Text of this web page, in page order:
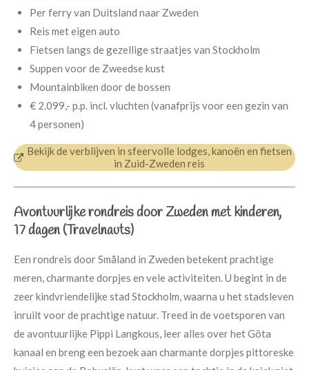
Per ferry van Duitsland naar Zweden
Reis met eigen auto
Fietsen langs de gezellige straatjes van Stockholm
Suppen voor de Zweedse kust
Mountainbiken door de bossen
€ 2.099,- p.p. incl. vluchten (vanafprijs voor een gezin van
4 personen)
Bekijk de verblijven in sfeervolle lodges, kanoën en fietsen
in Zuid-Zweden reis
Avontuurlijke rondreis door Zweden met kinderen,
17 dagen (Travelnauts)
Een rondreis door Småland in Zweden betekent prachtige
meren, charmante dorpjes en vele activiteiten. U begint in de
zeer kindvriendelijke stad Stockholm, waarna u het stadsleven
inruilt voor de prachtige natuur. Treed in de voetsporen van
de avontuurlijke Pippi Langkous, leer alles over het Göta
kanaal en breng een bezoek aan charmante dorpjes pittoreske